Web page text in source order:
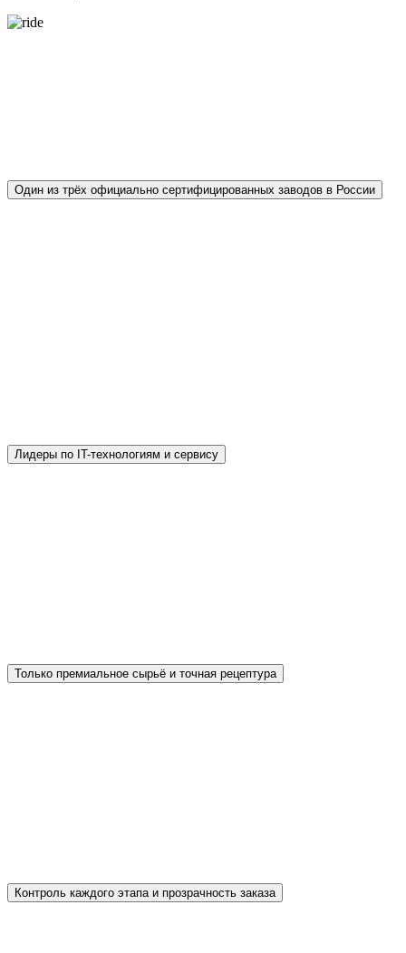
Один из трёх официально сертифицированных заводов в России
Лидеры по IT-технологиям и сервису
Только премиальное сырьё и точная рецептура
Контроль каждого этапа и прозрачность заказа